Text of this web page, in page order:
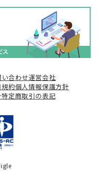
い合わせ運営会社
約個人情報保護方針
特定商取引の表記